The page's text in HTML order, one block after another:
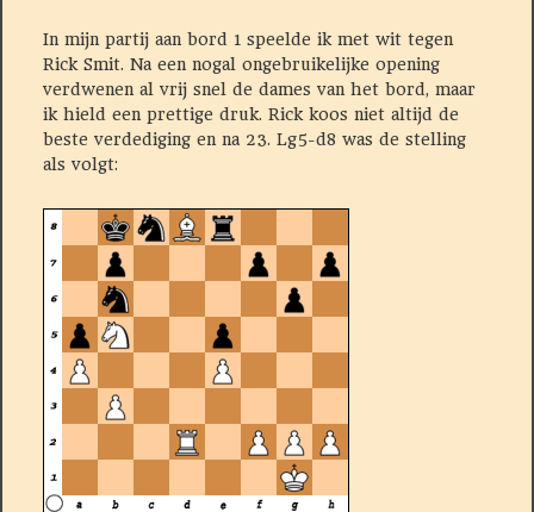
In mijn partij aan bord 1 speelde ik met wit tegen
Rick Smit. Na een nogal ongebruikelijke opening
verdwenen al vrij snel de dames van het bord, maar
ik hield een prettige druk. Rick koos niet altijd de
beste verdediging en na 23. Lg5-d8 was de stelling
als volgt: